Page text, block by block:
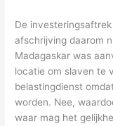
De
afschrijving daarom
Madagaskar was
locatie om slaven te
belastingdienst
worden. Nee,
waar mag het